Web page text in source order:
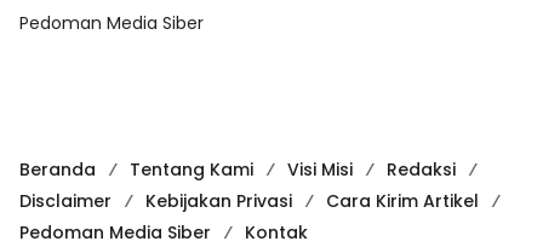
Pedoman Media Siber
Beranda Tentang Kami Visi Misi
Redaksi
Disclaimer
Kebijakan Privasi
Cara Kirim Artikel
Pedoman Media Siber
Kontak